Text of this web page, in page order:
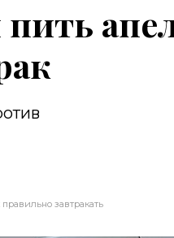
правильно завтракать